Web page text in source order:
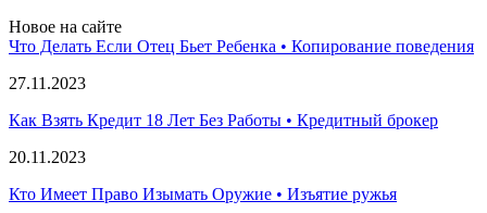
Новое на сайте
Что Делать Если Отец Бьет Ребенка • Копирование поведения
27.11.2023
Как Взять Кредит 18 Лет Без Работы • Кредитный брокер
20.11.2023
Кто Имеет Право Изымать Оружие • Изъятие ружья